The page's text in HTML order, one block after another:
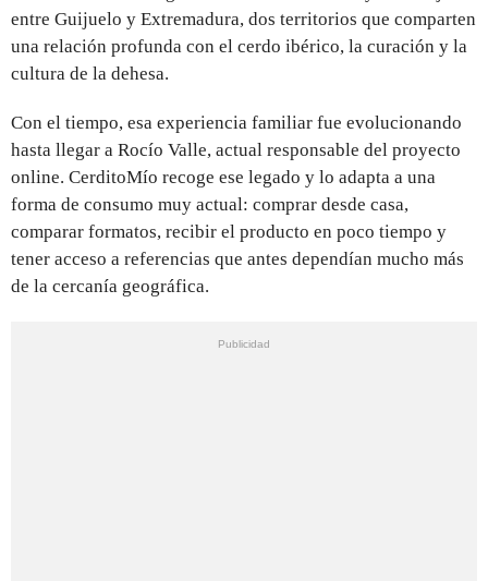
entre Guijuelo y Extremadura, dos territorios que comparten
una relación profunda con el cerdo ibérico, la curación y la
cultura de la dehesa.
Con el tiempo, esa experiencia familiar fue evolucionando
hasta llegar a Rocío Valle, actual responsable del proyecto
online. CerditoMío recoge ese legado y lo adapta a una
forma de consumo muy actual: comprar desde casa,
comparar formatos, recibir el producto en poco tiempo y
tener acceso a referencias que antes dependían mucho más
de la cercanía geográfica.